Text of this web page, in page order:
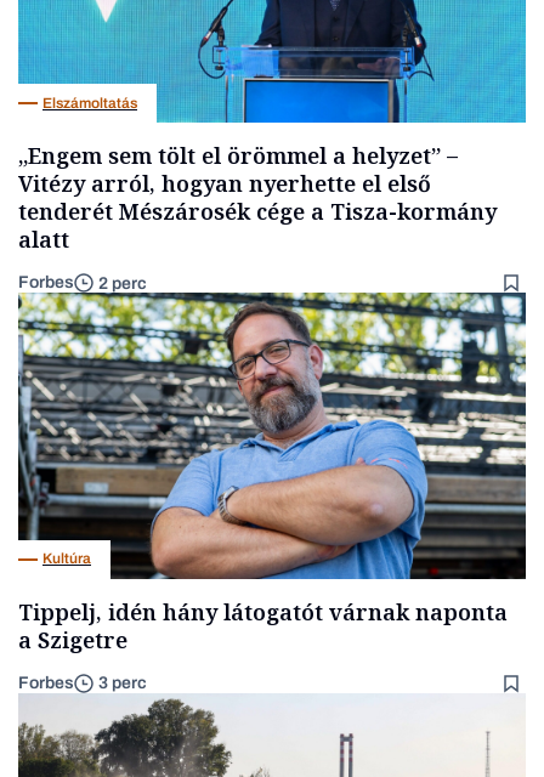
Elszámoltatás
„Engem sem tölt el örömmel a helyzet” –
Vitézy arról, hogyan nyerhette el első
tenderét Mészárosék cége a Tisza-kormány
alatt
Forbes 2 perc
Kultúra
Tippelj, idén hány látogatót várnak naponta
a Szigetre
Forbes 3 perc